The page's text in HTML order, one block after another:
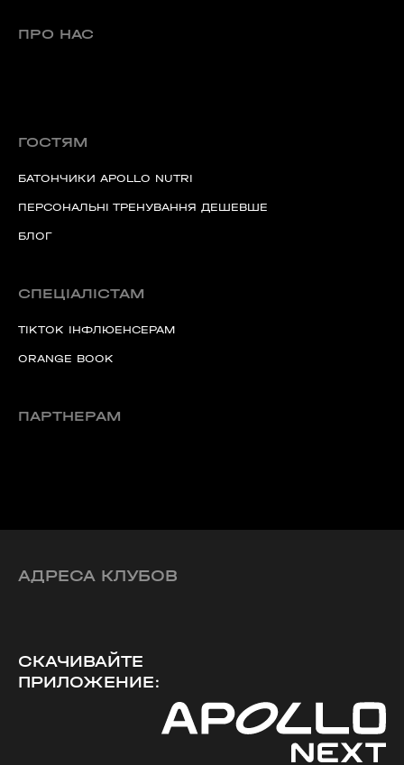
ПРО НАС
ГОСТЯМ
БАТОНЧИКИ APOLLO NUTRI
ПЕРСОНАЛЬНІ ТРЕНУВАННЯ ДЕШЕВШЕ
БЛОГ
СПЕЦІАЛІСТАМ
TIKTOK ІНФЛЮЕНСЕРАМ
ORANGE BOOK
ПАРТНЕРАМ
АДРЕСА КЛУБОВ
СКАЧИВАЙТЕ
ПРИЛОЖЕНИЕ: